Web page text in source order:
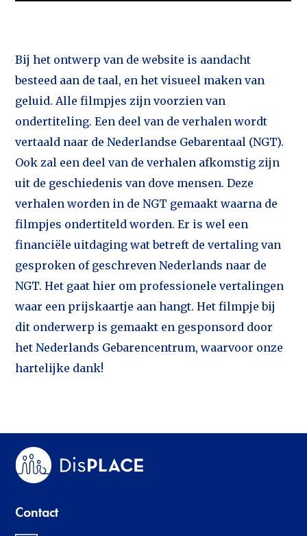
Bij het ontwerp van de website is aandacht
besteed aan de taal, en het visueel maken van
geluid. Alle filmpjes zijn voorzien van
ondertiteling. Een deel van de verhalen wordt
vertaald naar de Nederlandse Gebarentaal (NGT).
Ook zal een deel van de verhalen afkomstig zijn
uit de geschiedenis van dove mensen. Deze
verhalen worden in de NGT gemaakt waarna de
filmpjes ondertiteld worden. Er is wel een
financiële uitdaging wat betreft de vertaling van
gesproken of geschreven Nederlands naar de
NGT. Het gaat hier om professionele vertalingen
waar een prijskaartje aan hangt. Het filmpje bij
dit onderwerp is gemaakt en gesponsord door
het Nederlands Gebarencentrum, waarvoor onze
hartelijke dank!
Contact